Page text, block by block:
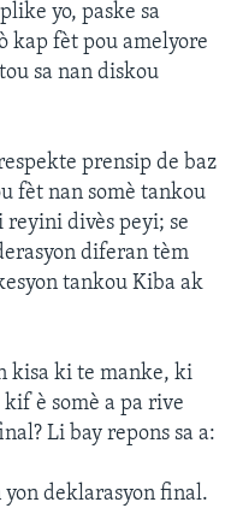
yo, paske sa
kap fèt pou amelyore
sa nan diskou
prensip de baz
fèt nan somè tankou
reyini divès peyi; se
diferan tèm
tankou Kiba ak
kisa ki te manke, ki
è somè a pa rive
Li bay repons sa a:
deklarasyon final.